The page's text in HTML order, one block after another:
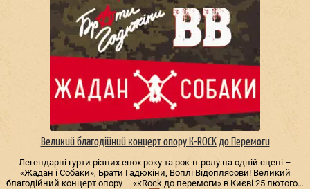
Великий благодійний концерт опору К-ROCK до Перемоги
Легендарні гурти різних епох року та рок-н-ролу на одній сцені –
«Жадан і Собаки», Брати Гадюкіни, Воплі Відоплясови! Великий
благодійний концерт опору – «кRock до перемоги» в Києві 25 лютого…